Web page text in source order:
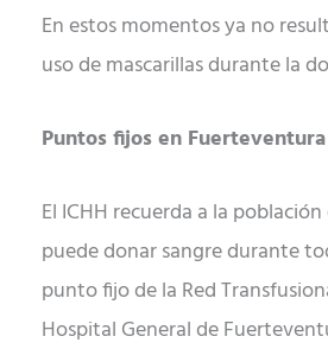
En estos momentos ya no
uso de mascarillas durante la
Puntos fijos en Fuerteventura
El ICHH recuerda a la
puede donar sangre durante
punto fijo de la Red
Hospital General de